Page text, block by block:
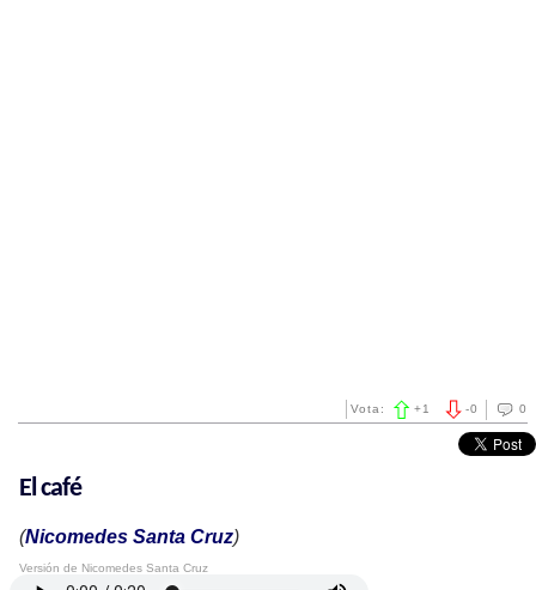
0
-0
Vota: +1
El café
(Nicomedes Santa Cruz)
Versión de Nicomedes Santa Cruz